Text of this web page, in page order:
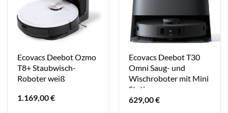
Ecovacs Deebot Ozmo
T8+ Staubwisch-
Roboter weiß
1.169,00€
Ecovacs Deebot T30
Omni Saug- und
Wischroboter mit Mini
Station
629,00€